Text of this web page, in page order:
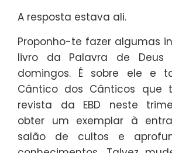
A resposta estava ali.
Proponho-te fazer algumas
livro da Palavra de Deus
domingos. É sobre ele e
Cântico dos Cânticos que
revista da EBD neste
obter um exemplar à
salão de cultos e